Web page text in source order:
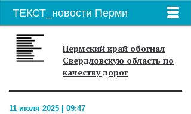
ТЕКСТ_новости Перми
Пермский край обогнал
Свердловскую область по
качеству дорог
11 июля 2025 | 09:47